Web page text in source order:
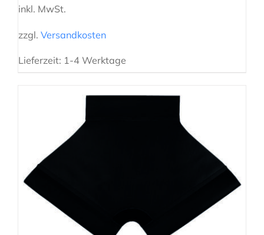
inkl. MwSt.
zzgl. Versandkosten
Lieferzeit: 1-4 Werktage